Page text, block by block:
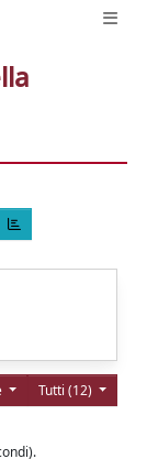
Tutti (12)